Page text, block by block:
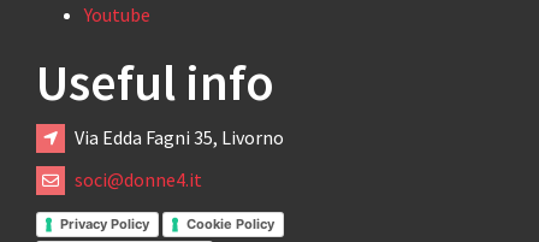
Youtube
Useful info
Via Edda Fagni 35, Livorno
soci@donne4.it
Privacy Policy
Cookie Policy